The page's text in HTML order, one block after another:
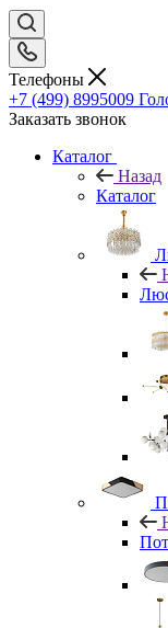
Телефоны
+7 (499) 8995009
Заказать звонок
Каталог
Назад
Каталог